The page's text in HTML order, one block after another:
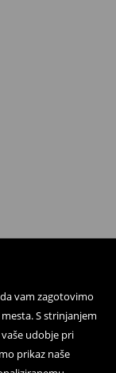
vam zagotovimo
S strinjanjem
udobje pri
prikaz naše